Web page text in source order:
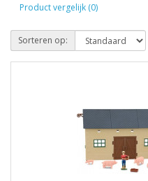
Product vergelijk (0)
Sorteren op: